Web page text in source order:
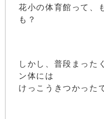
花小の体育館って、
も？
しかし、普段まった
ン体には
けっこうきつかった